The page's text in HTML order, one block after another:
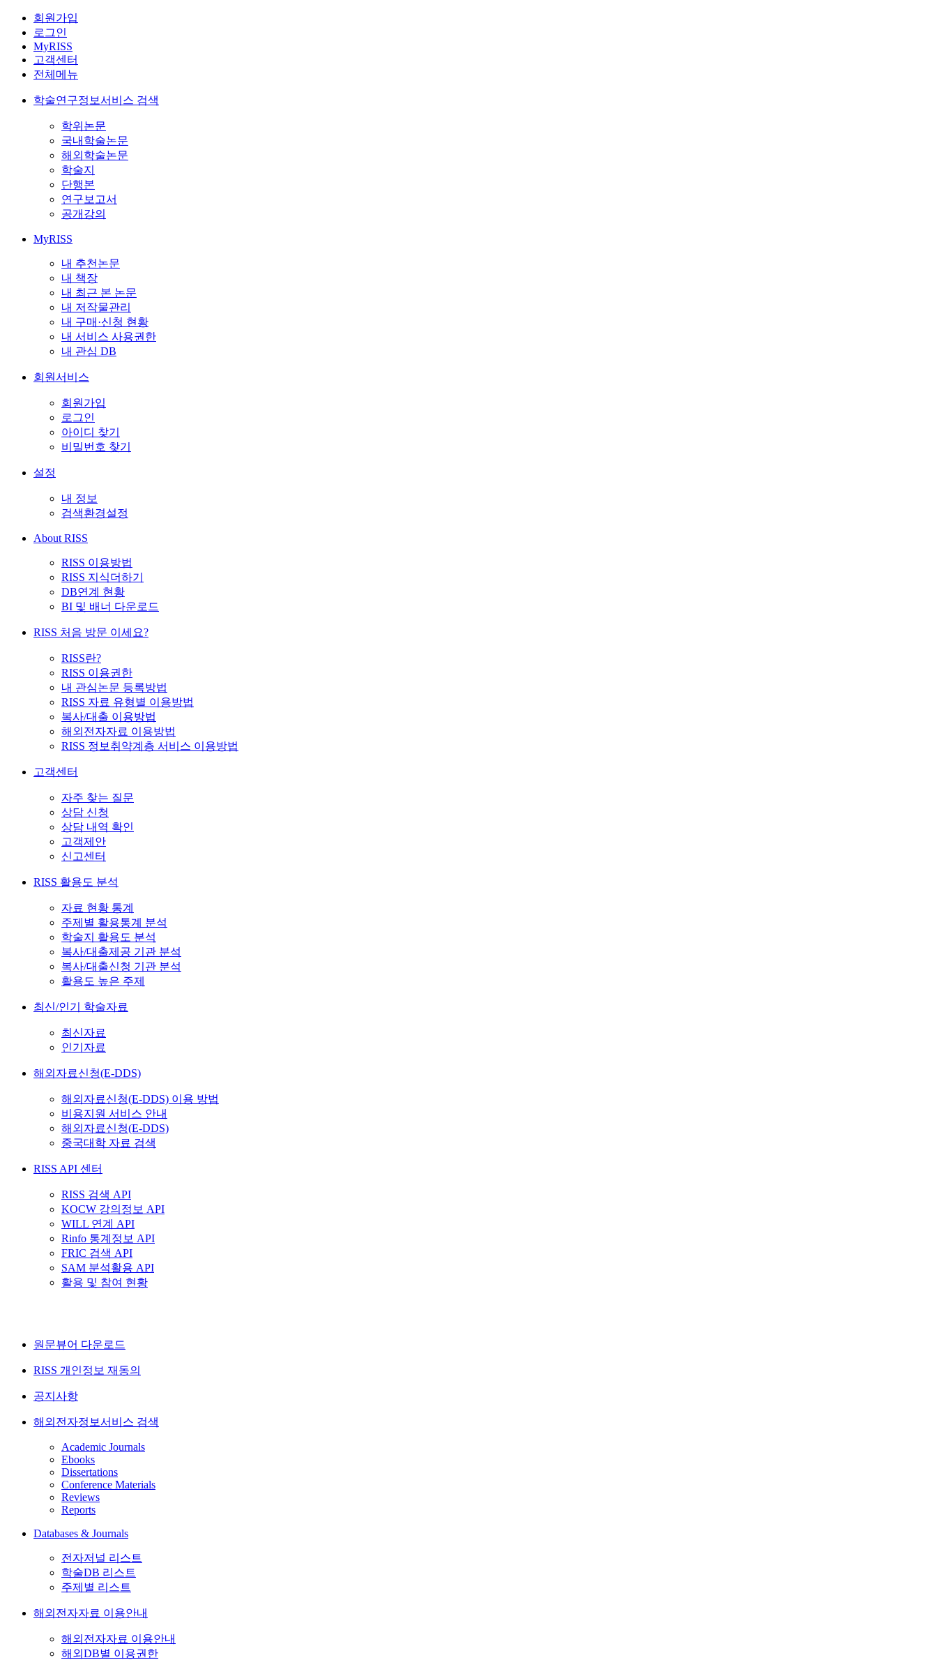
회원가입
로그인
MyRISS
고객센터
전체메뉴
학술연구정보서비스 검색
학위논문
국내학술논문
해외학술논문
학술지
단행본
연구보고서
공개강의
MyRISS
내 추천논문
내 책장
내 최근 본 논문
내 저작물관리
내 구매·신청 현황
내 서비스 사용권한
내 관심 DB
회원서비스
회원가입
로그인
아이디 찾기
비밀번호 찾기
설정
내 정보
검색환경설정
About RISS
RISS 이용방법
RISS 지식더하기
DB연계 현황
BI 및 배너 다운로드
RISS 처음 방문 이세요?
RISS란?
RISS 이용권한
내 관심논문 등록방법
RISS 자료 유형별 이용방법
복사/대출 이용방법
해외전자자료 이용방법
RISS 정보취약계층 서비스 이용방법
고객센터
자주 찾는 질문
상담 신청
상담 내역 확인
고객제안
신고센터
RISS 활용도 분석
자료 현황 통계
주제별 활용통계 분석
학술지 활용도 분석
복사/대출제공 기관 분석
복사/대출신청 기관 분석
활용도 높은 주제
최신/인기 학술자료
최신자료
인기자료
해외자료신청(E-DDS)
해외자료신청(E-DDS) 이용 방법
비용지원 서비스 안내
해외자료신청(E-DDS)
중국대학 자료 검색
RISS API 센터
RISS 검색 API
KOCW 강의정보 API
WILL 연계 API
Rinfo 통계정보 API
FRIC 검색 API
SAM 분석활용 API
활용 및 참여 현황
원문뷰어 다운로드
RISS 개인정보 재동의
공지사항
해외전자정보서비스 검색
Academic Journals
Ebooks
Dissertations
Conference Materials
Reviews
Reports
Databases & Journals
전자저널 리스트
학술DB 리스트
주제별 리스트
해외전자자료 이용안내
해외전자자료 이용안내
해외DB별 이용권한